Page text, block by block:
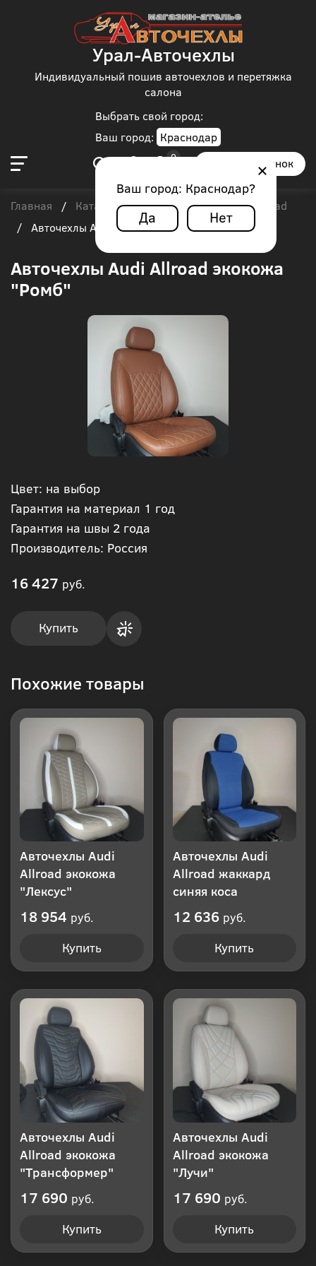
Выбрать свой город:
Ваш город: Краснодар
Ваш город: Краснодар?
Да Нет
Урал-Авточехлы
Индивидуальный пошив авточехлов и перетяжка
салона
Заказать звонок
Главная / Каталог чехлов / Audi / Audi Allroad
/
Авточехлы Audi Allroad экокожа "Ромб"
Авточехлы Audi Allroad экокожа
"Ромб"
Цвет: на выбор
Гарантия на материал 1 год
Гарантия на швы 2 года
Производитель: Россия
16 427 руб.
Купить
Похожие товары
Авточехлы Audi
Allroad экокожа
"Лексус"
18 954 руб.
Купить
Авточехлы Audi
Allroad жаккард
синяя коса
12 636 руб.
Купить
Авточехлы Audi
Allroad экокожа
"Трансформер"
17 690 руб.
Купить
Авточехлы Audi
Allroad экокожа
"Лучи"
17 690 руб.
Купить